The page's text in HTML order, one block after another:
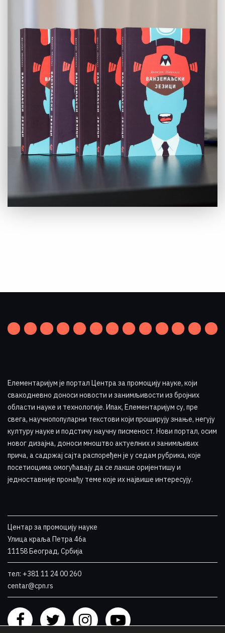
Елементаријум је портал Центра за промоцију науке, који
свакодневно доноси новости и занимљивости из бројних
области науке и технологије. Ипак, Елементаријум су, пре
свега, научнопопуларни текстови који проширују знање, негују
културу науке и подстичу научну писменост. Нови портал, осим
новог дизајна, доноси мноштво актуелних и занимљивих
прича, а садржај сајта распоређен је у седам рубрика, које
посетиоцима омогућавају да се лакше оријентишу и
једноставније пронађу теме које их највише интересују.
Центар за промоцију науке
Улица краља Петра 46a
11158 Београд, Србија
тел: +381 11 24 00 260
centar@cpn.rs